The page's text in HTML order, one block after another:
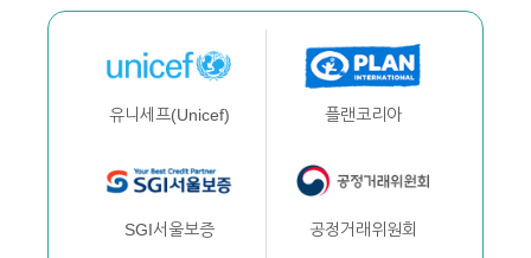
유니세프(Unicef) 플랜코리아
SGI서울보증 공정거래위원회